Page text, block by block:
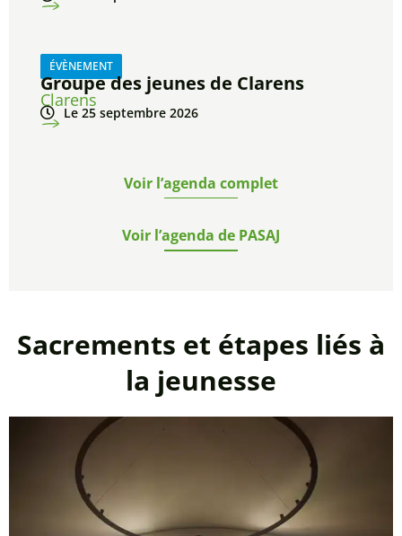
ÉVÈNEMENT
Groupe des jeunes de Clarens
Clarens
Le 25 septembre 2026
Voir l’agenda complet
Voir l’agenda de PASAJ
Sacrements et étapes liés à
la jeunesse